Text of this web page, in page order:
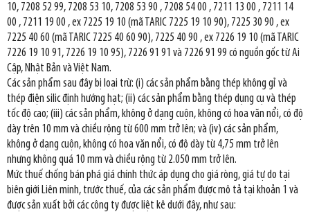
10, 7208 52 99, 7208 53 10, 7208 53 90 , 7208 54 00 , 7211 13 00 , 7211 14
00 , 7211 19 00 , ex 7225 19 10 (mã TARIC 7225 19 10 90), 7225 30 90 , ex
7225 40 60 (mã TARIC 7225 40 60 90), 7225 40 90 , ex 7226 19 10 (mã TARIC
7226 19 10 91, 7226 19 10 95), 7226 91 91 và 7226 91 99 có nguồn gốc từ Ai
Cập, Nhật Bản và Việt Nam.
Các sản phẩm sau đây bị loại trừ: (i) các sản phẩm bằng thép không gỉ và
thép điện silic định hướng hạt; (ii) các sản phẩm bằng thép dụng cụ và thép
tốc độ cao; (iii) các sản phẩm, không ở dạng cuộn, không có hoa văn nổi, có độ
dày trên 10 mm và chiều rộng từ 600 mm trở lên; và (iv) các sản phẩm,
không ở dạng cuộn, không có hoa văn nổi, có độ dày từ 4,75 mm trở lên
nhưng không quá 10 mm và chiều rộng từ 2.050 mm trở lên.
Mức thuế chống bán phá giá chính thức áp dụng cho giá ròng, giá tự do tại
biên giới Liên minh, trước thuế, của các sản phẩm được mô tả tại khoản 1 và
được sản xuất bởi các công ty được liệt kê dưới đây, như sau: